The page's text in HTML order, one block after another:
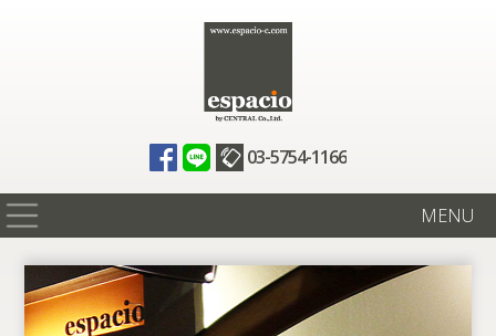
03-5754-1166
MENU
在庫情報
買取査定